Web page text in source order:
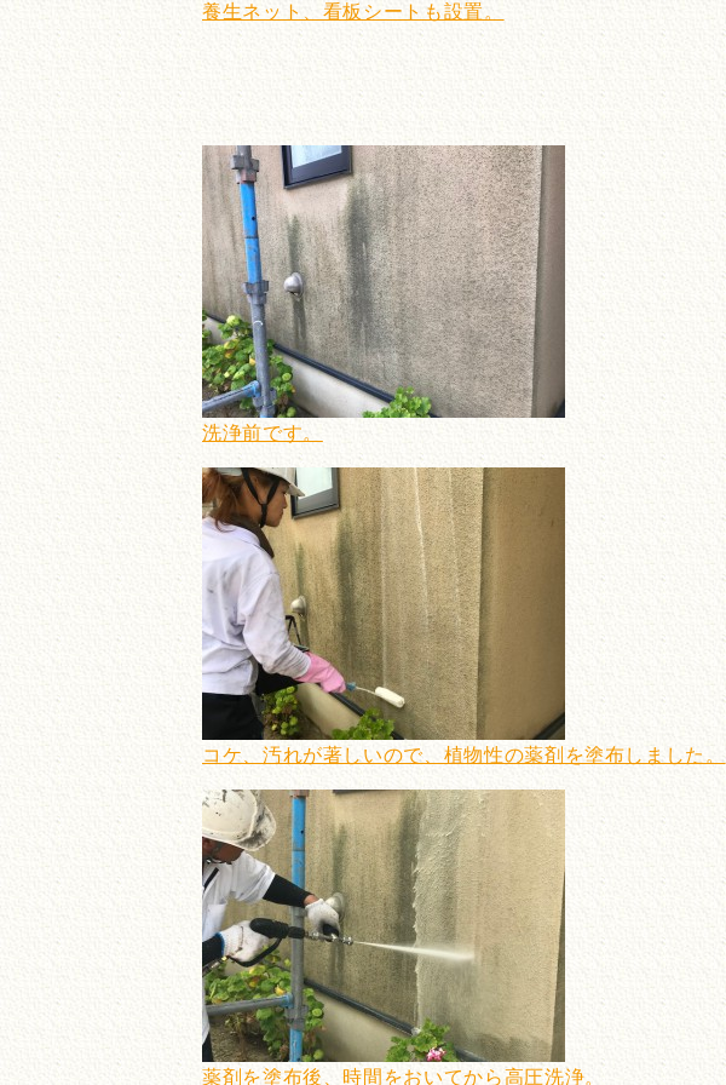
養生ネット、看板シートも設置。
洗浄前です。
コケ、汚れが著しいので、植物性の薬剤を塗布しました。
薬剤を塗布後、時間をおいてから高圧洗浄。